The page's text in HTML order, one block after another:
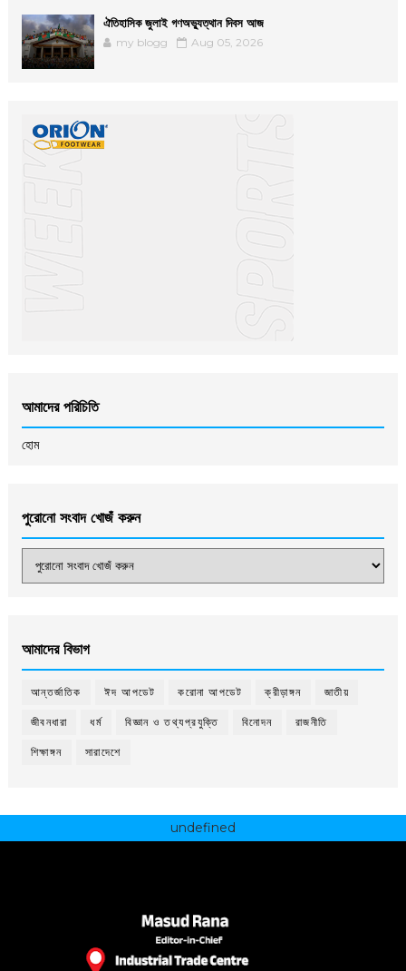
ঐতিহাসিক জুলাই গণঅভ্যুত্থান দিবস আজ
my blogg Aug 05, 2026
আমাদের পরিচিতি
হোম
পুরোনো সংবাদ খোজঁ করুন
আমাদের বিভাগ
আন্তর্জাতিক ঈদ আপডেট করোনা আপডেট ক্রীড়াঙ্গন জাতীয়
জীবনধারা ধর্ম বিজ্ঞান ও তথ্যপ্রযুক্তি বিনোদন রাজনীতি
শিক্ষাঙ্গন সারাদেশে
undefined